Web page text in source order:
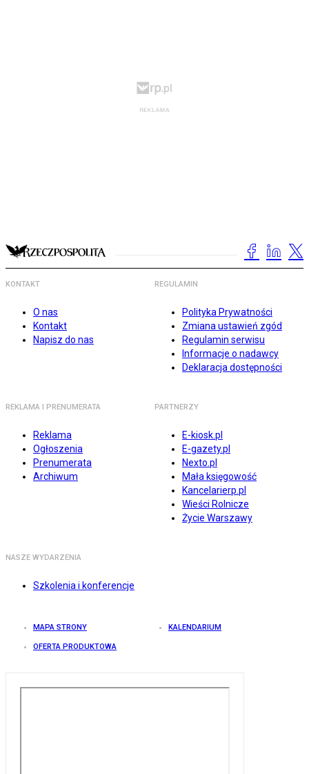
KONTAKT
O nas
Kontakt
Napisz do nas
REGULAMIN
Polityka Prywatności
Zmiana ustawień zgód
Regulamin serwisu
Informacje o nadawcy
Deklaracja dostępności
REKLAMA I PRENUMERATA
Reklama
Ogłoszenia
Prenumerata
Archiwum
PARTNERZY
E-kiosk.pl
E-gazety.pl
Nexto.pl
Mała księgowość
Kancelarierp.pl
Wieści Rolnicze
Życie Warszawy
NASZE WYDARZENIA
Szkolenia i konferencje
MAPA STRONY KALENDARIUM
OFERTA PRODUKTOWA